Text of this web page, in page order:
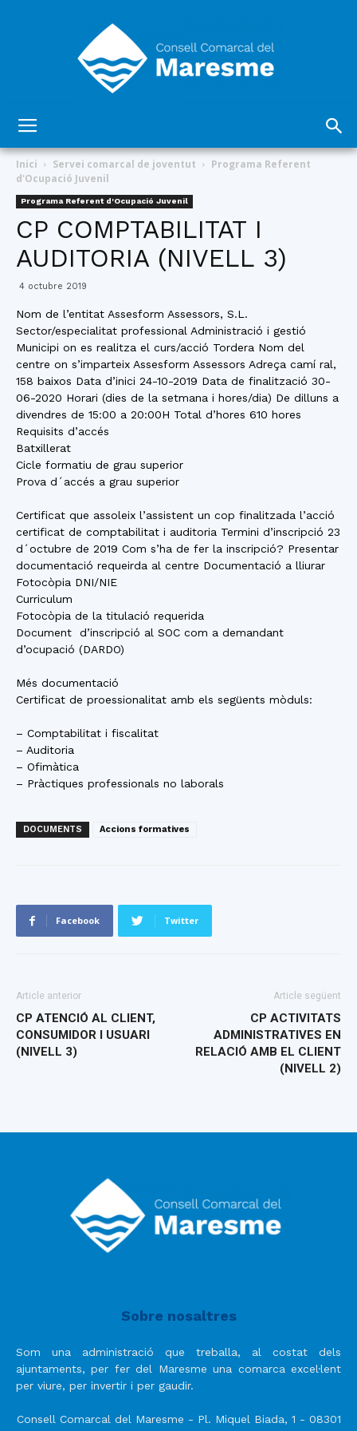
Comarcal
Maresme
Inici Servei comarcal de joventut
Programa Referent
d'Ocupació Juvenil
Programa Referent d'Ocupació Juvenil
CP COMPTABILITAT I
AUDITORIA (NIVELL 3)
4 octubre 2019
Nom de l’entitat Assesform Assessors, S.L.
Sector/especialitat professional Administració i gestió
Municipi on es realitza el curs/acció Tordera Nom del
centre on s’imparteix Assesform Assessors Adreça camí ral,
158 baixos Data d’inici 24-10-2019 Data de finalització 30-
06-2020 Horari (dies de la setmana i hores/dia) De dilluns a
divendres de 15:00 a 20:00H Total d’hores 610 hores
Requisits d’accés
Batxillerat
Cicle formatiu de grau superior
Prova d´accés a grau superior
Certificat que assoleix l’assistent un cop finalitzada l’acció
certificat de comptabilitat i auditoria Termini d’inscripció 23
d´octubre de 2019 Com s’ha de fer la inscripció? Presentar
documentació requeirda al centre Documentació a lliurar
Fotocòpia DNI/NIE
Curriculum
Fotocòpia de la titulació requerida
Document d’inscripció al SOC com a demandant
d’ocupació (DARDO)
Més documentació
Certificat de proessionalitat amb els següents mòduls:
– Comptabilitat i fiscalitat
– Auditoria
– Ofimàtica
– Pràctiques professionals no laborals
DOCUMENTS Accions formatives
Facebook Twitter
Article anterior
CP ATENCIÓ AL CLIENT,
CONSUMIDOR I USUARI
(NIVELL 3)
Article següent
CP ACTIVITATS
ADMINISTRATIVES EN
RELACIÓ AMB EL CLIENT
(NIVELL 2)
Sobre nosaltres
Som una administració que treballa, al costat dels
ajuntaments, per fer del Maresme una comarca excel·lent
per viure, per invertir i per gaudir.
Consell Comarcal del Maresme - Pl. Miquel Biada, 1 - 08301